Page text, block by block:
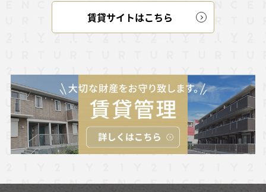
賃貸サイトはこちら